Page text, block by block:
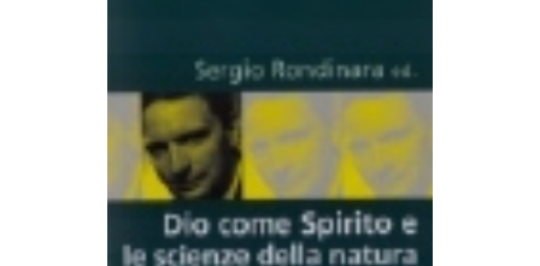
AGGIUNGI AL CARRELLO